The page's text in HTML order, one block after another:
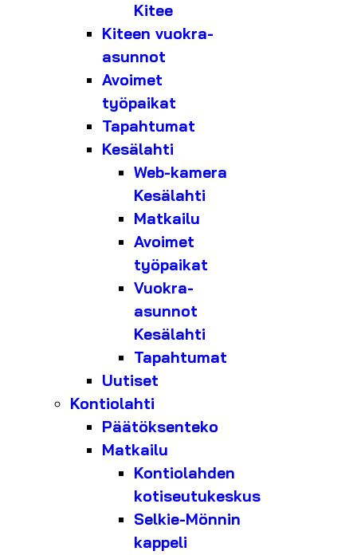
Kitee
Kiteen vuokra-
asunnot
Avoimet
työpaikat
Tapahtumat
Kesälahti
Web-kamera
Kesälahti
Matkailu
Avoimet
työpaikat
Vuokra-
asunnot
Kesälahti
Tapahtumat
Uutiset
Kontiolahti
Päätöksenteko
Matkailu
Kontiolahden
kotiseutukeskus
Selkie-Mönnin
kappeli